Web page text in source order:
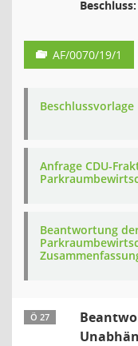
Beschluss:
AF/0070/19/1
Beschlussvorlage
Anfrage CDU-
Beantwortung
Ö 27